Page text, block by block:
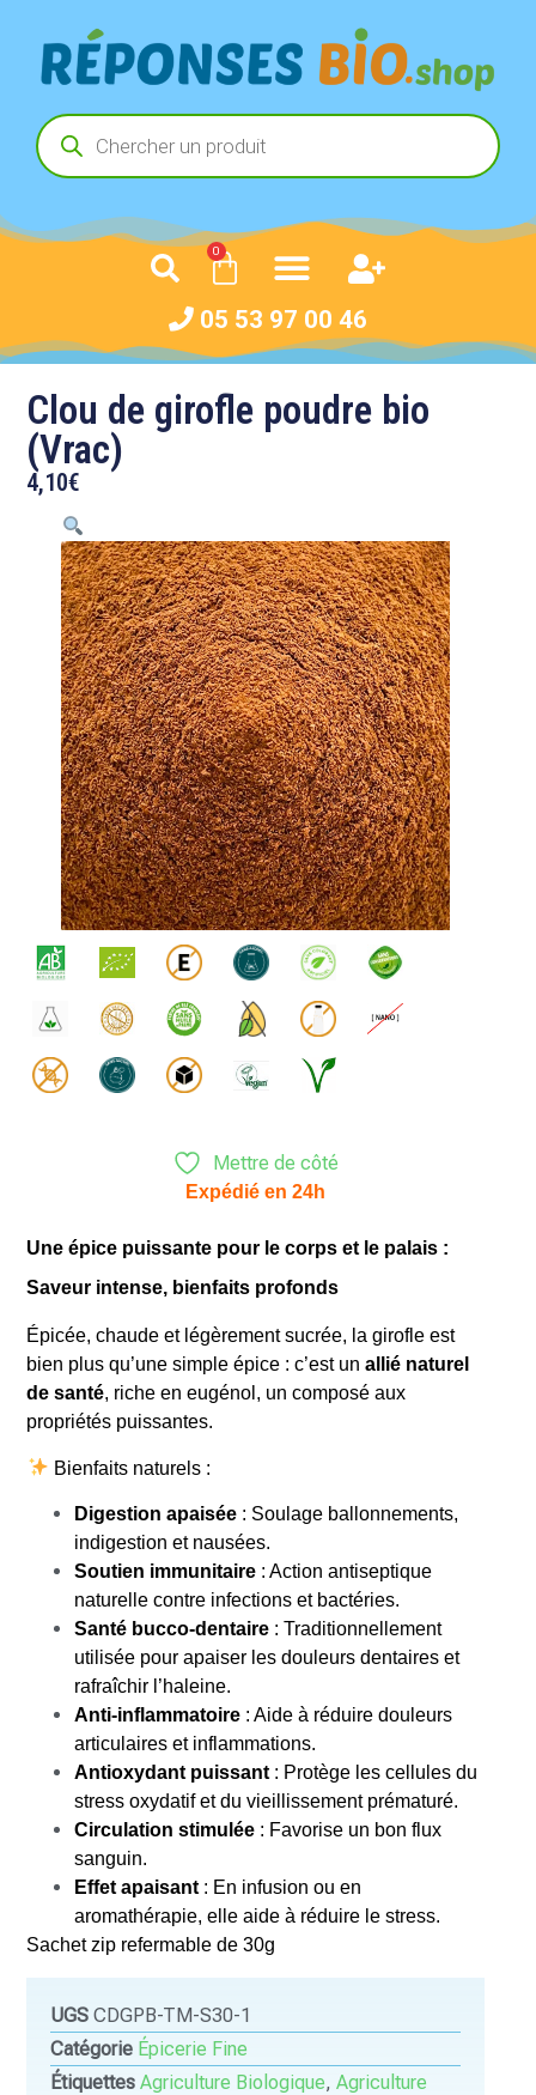
0
05 53 97 00 46
Clou de girofle poudre bio
(Vrac)
4,10€
Mettre de côté
Expédié en 24h
Une épice puissante pour le corps et le palais :
Saveur intense, bienfaits profonds
Épicée, chaude et légèrement sucrée, la girofle est
bien plus qu’une simple épice : c’est unallié naturel
de santé, riche en eugénol, un composé aux
propriétés puissantes.
Bienfaits naturels :
Digestion apaisée : Soulage ballonnements,
indigestion et nausées.
Soutien immunitaire : Action antiseptique
naturelle contre infections et bactéries.
Santé bucco-dentaire : Traditionnellement
utilisée pour apaiser les douleurs dentaires et
rafraîchir l’haleine.
Anti-inflammatoire : Aide à réduire douleurs
articulaires et inflammations.
Antioxydant puissant : Protège les cellules du
stress oxydatif et du vieillissement prématuré.
Circulation stimulée : Favorise un bon flux
sanguin.
Effet apaisant : En infusion ou en
aromathérapie, elle aide à réduire le stress.
Sachet zip refermable de 30g
UGSCDGPB-TM-S30-1
Catégorie Épicerie Fine
Étiquettes Agriculture Biologique,Agriculture